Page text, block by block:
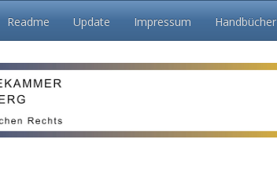
Readme Update Impressum Handbücher